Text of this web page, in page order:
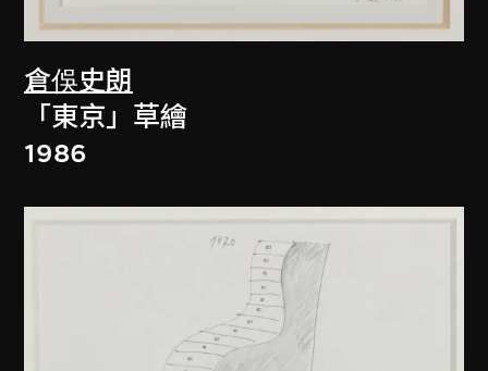
倉俁史朗
「東京」草繪
1986